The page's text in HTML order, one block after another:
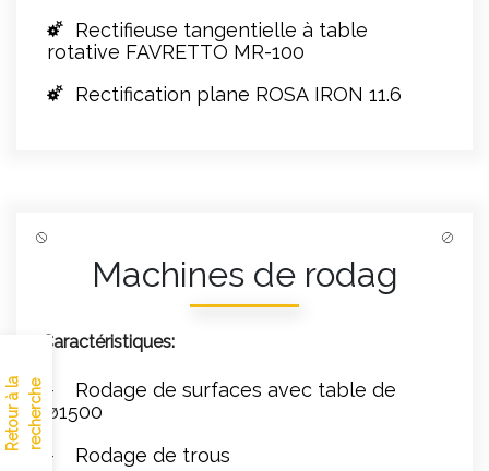
R
e
t
o
u
r
à
l
a
r
e
c
h
e
r
c
he
Rectifieuse tangentielle à table
rotative FAVRETTO MR-100
Rectification plane ROSA IRON 11.6
Machines de rodag
Caractéristiques:
Rodage de surfaces avec table de
ø1500
Rodage de trous